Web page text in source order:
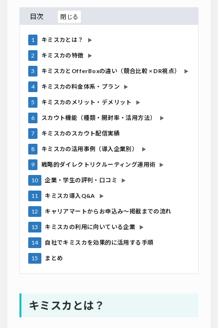
目次
1 キミスカとは？ ▶
2 キミスカの特徴 ▶
3 キミスカとOfferBoxの違い（競合比較 × DR視点） ▶
4 キミスカの料金体系・プラン ▶
5 キミスカのメリット・デメリット ▶
6 スカウト機能（種類・開封率・活用方法） ▶
7 キミスカのスカウト配信実績
8 キミスカの活用事例（導入企業別） ▶
9 戦略的ダイレクトリクルーティング運用術 ▶
10 企業・学生の評判・口コミ ▶
11 キミスカ導入Q&A ▶
12 キャリアマートからお申込み～掲載までの流れ
13 キミスカの利用に向いている企業 ▶
14 自社でキミスカを効果的に活用する手順
15 まとめ
キミスカとは？